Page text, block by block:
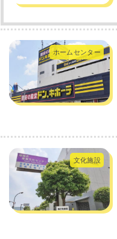
ホームセンター
文化施設